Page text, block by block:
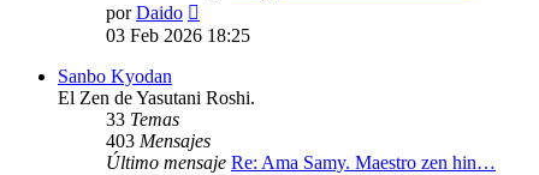
porDaido
último
03 Feb 2026 18:25
Sanbo Kyodan
El Zen de Yasutani Roshi.
33 Temas
403 Mensajes
Último mensaje Re: Ama Samy. Maestro zen hin…